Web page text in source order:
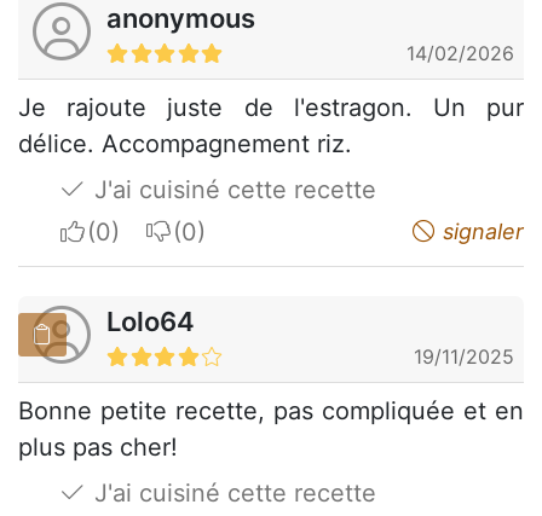
anonymous
14/02/2026
Je rajoute juste de l'estragon. Un pur
délice. Accompagnement riz.
J'ai cuisiné cette recette
I apreciateI do not appreciate signaler
Lolo64
19/11/2025
Bonne petite recette, pas compliquée et en
plus pas cher!
J'ai cuisiné cette recette